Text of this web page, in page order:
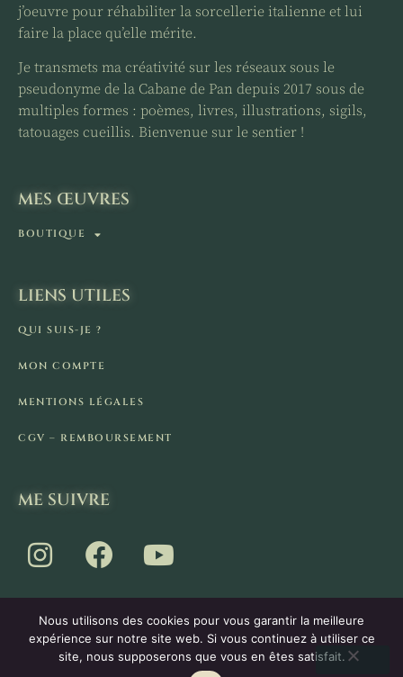
j’oeuvre pour réhabiliter la sorcellerie italienne et lui
faire la place qu’elle mérite.
Je transmets ma créativité sur les réseaux sous le
pseudonyme de la Cabane de Pan depuis 2017 sous de
multiples formes : poèmes, livres, illustrations, sigils,
tatouages cueillis. Bienvenue sur le sentier !
MES ŒUVRES
BOUTIQUE
LIENS UTILES
QUI SUIS-JE ?
MON COMPTE
MENTIONS LÉGALES
CGV – REMBOURSEMENT
ME SUIVRE
2026 - La Cabane de Pan - Tous droits réservés.
Vous disposez d'un droit de rétractation de 14 jours.
Nous utilisons des cookies pour vous garantir la meilleure
expérience sur notre site web. Si vous continuez à utiliser ce
site, nous supposerons que vous en êtes satisfait.